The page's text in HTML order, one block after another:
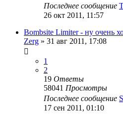
Последнее сообщение
26 окт 2011, 11:57
Bombsite Limiter - ну очень
Zerg » 31 авг 2011, 17:08
1
2
19 Ответы
58041 Просмотры
Последнее сообщение
17 сен 2011, 01:10